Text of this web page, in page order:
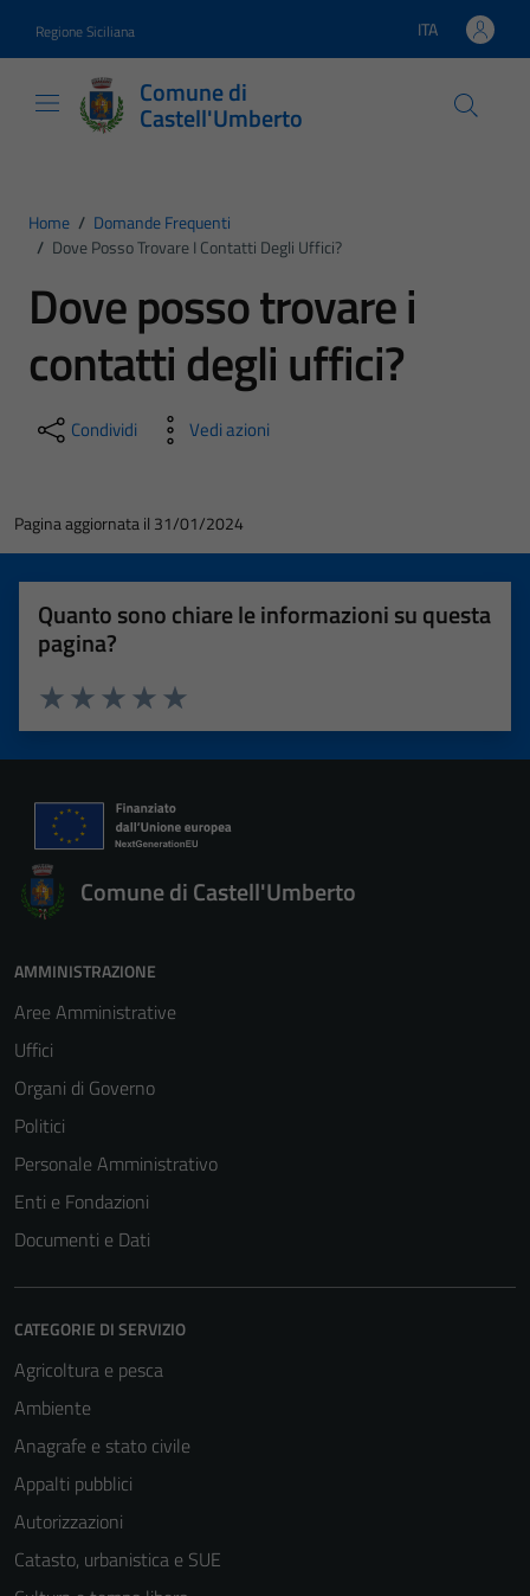
Regione Siciliana Lingua attiva:
ITA
Comune di
Castell'Umberto
Home / Domande Frequenti
/ Dove Posso Trovare I Contatti Degli Uffici?
Dove posso trovare i
contatti degli uffici?
Condividi Vedi azioni
Pagina aggiornata il 31/01/2024
Quanto sono chiare le informazioni su questa
pagina?
Valuta 5 stelle su 5
Valuta 4 stelle su 5
Valuta 3 stelle su 5
Valuta 2 stelle su 5
Valuta 1 stelle su 5
Comune di Castell'Umberto
AMMINISTRAZIONE
Aree Amministrative
Uffici
Organi di Governo
Politici
Personale Amministrativo
Enti e Fondazioni
Documenti e Dati
CATEGORIE DI SERVIZIO
Agricoltura e pesca
Ambiente
Anagrafe e stato civile
Appalti pubblici
Autorizzazioni
Catasto, urbanistica e SUE